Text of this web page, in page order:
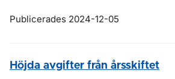
Publicerades 2024-12-05
Höjda avgifter från årsskiftet